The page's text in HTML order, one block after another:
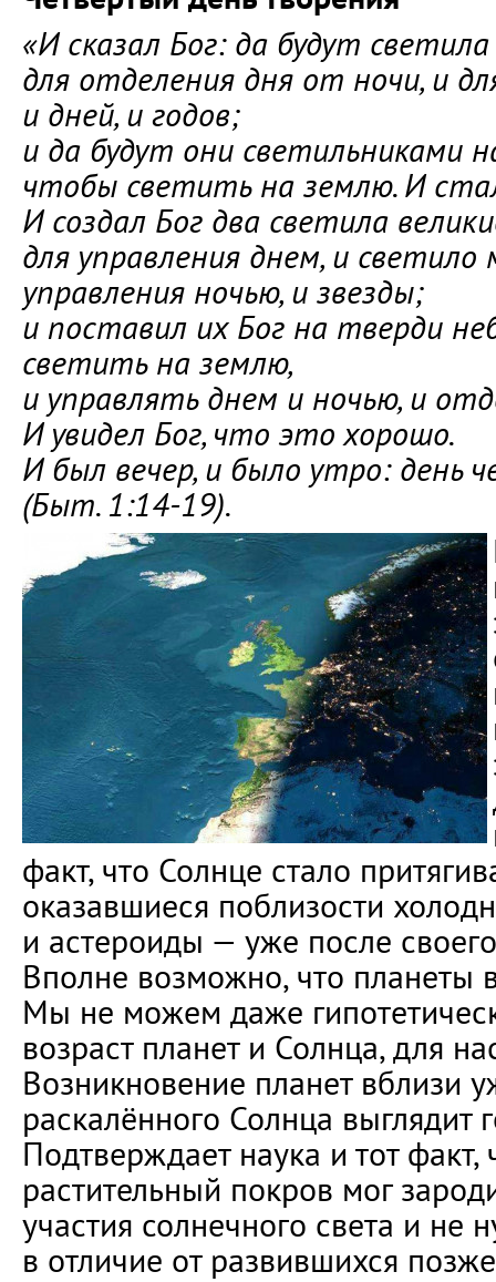
«И сказал Бог: да будут
для отделения дня от ночи, и
и дней, и годов;
и да будут они светильниками
чтобы светить на землю. И
И создал Бог два светила
для управления днем, и светило
управления ночью, и звезды;
и поставил их Бог на тверди
светить на землю,
и управлять днем и ночью, и
И увидел Бог, что это хорошо.
И был вечер, и было утро: день
(Быт. 1:14-19).
факт, что Солнце стало
оказавшиеся поблизости
и астероиды — уже после
Вполне возможно, что планеты
Мы не можем даже
возраст планет и Солнца, для
Возникновение планет вблизи
раскалённого Солнца выглядит
Подтверждает наука и тот
растительный покров мог
участия солнечного света и не
в отличие от развившихся